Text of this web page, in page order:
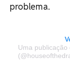
problema.
Uma